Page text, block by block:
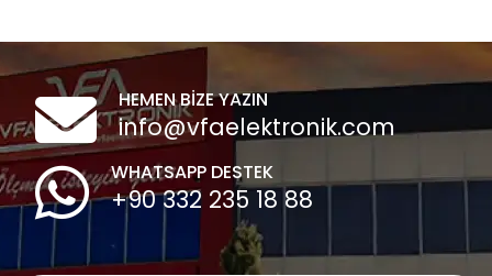
HEMEN BİZE YAZIN
info@vfaelektronik.com
WHATSAPP DESTEK
+90 332 235 18 88